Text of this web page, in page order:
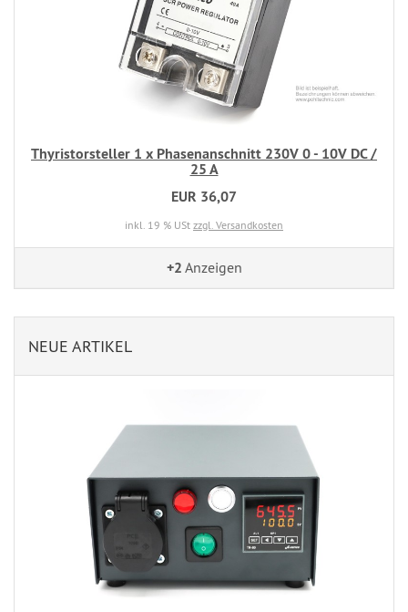
Thyristorsteller 1 x Phasenanschnitt 230V 0 - 10V DC /
25 A
EUR 36,07
inkl. 19 % USt zzgl. Versandkosten
+2 Anzeigen
NEUE ARTIKEL